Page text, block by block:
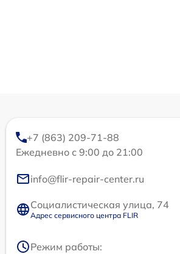
+7 (863) 209-71-88
Ежедневно с 9:00 до 21:00
info@flir-repair-center.ru
Социалистическая улица, 74
Адрес сервисного центра FLIR
Режим работы: